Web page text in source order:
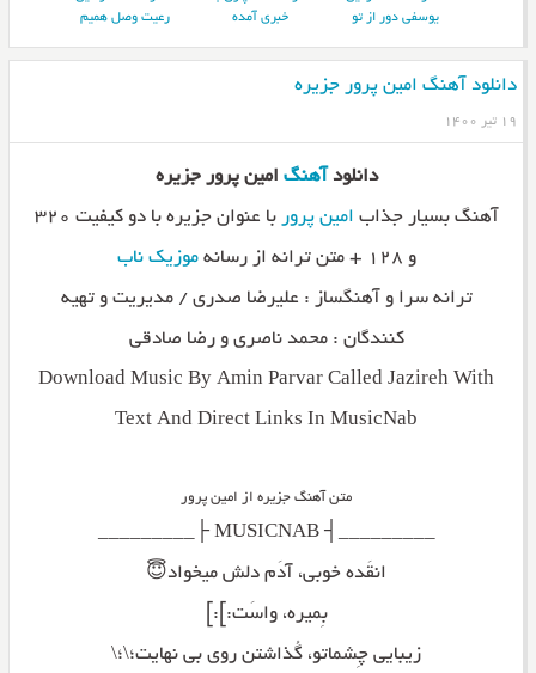
یوسفی دور از تو
خبری آمده
رعیت وصل همیم
دانلود آهنگ امین پرور جزیره
۱۹ تیر ۱۴۰۰
دانلود آهنگ امین پرور جزیره
آهنگ بسیار جذاب امین پرور
با عنوان جزیره با دو کیفیت ۳۲۰
و ۱۲۸ + متن ترانه از رسانه
موزیک ناب
ترانه سرا و آهنگساز : علیرضا صدری / مدیریت و تهیه
کنندگان : محمد ناصرى و رضا صادقى
Download Music By Amin Parvar Called Jazireh With
Text And Direct Links In MusicNab
متن آهنگ جزیره از امین پرور
_________┤ MUSICNAB ├_________
انقَده خوبی، آدَم دلش میخواد😇
بِمیره، واسَت:]:]
زیبایی چِشماتو، گُذاشتن روی بی نهایت؛\؛\